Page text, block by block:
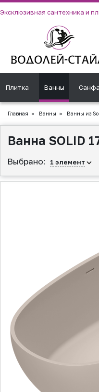
Эксклюзивная сантехника и
Плитка Ванны
Главная » Ванны » Ванны из
Ванна SOLID
Выбрано: 1 элемент